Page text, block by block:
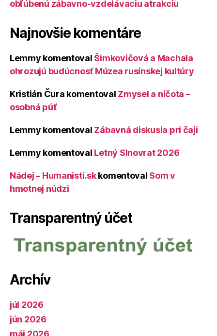
obľúbenú zábavno-vzdelávaciu atrakciu
Najnovšie komentáre
Lemmy komentoval Šimkovičová a Machala
ohrozujú budúcnosť Múzea rusínskej kultúry
Kristián Čura komentoval Zmysel a ničota –
osobná púť
Lemmy komentoval Zábavná diskusia pri čaji
Lemmy komentoval Letný Slnovrat 2026
Nádej – Humanisti.skkomentoval Som v
hmotnej núdzi
Transparentný účet
Archív
júl 2026
jún 2026
máj 2026